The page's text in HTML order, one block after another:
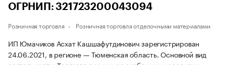
ОГРНИП: 321723200043094
Розничная торговля Розничная торговля отделочными материалами
ИП Юмачиков Асхат Кашшафутдинович зарегистрирован
24.06.2021, в регионе — Тюменская область. Основной вид